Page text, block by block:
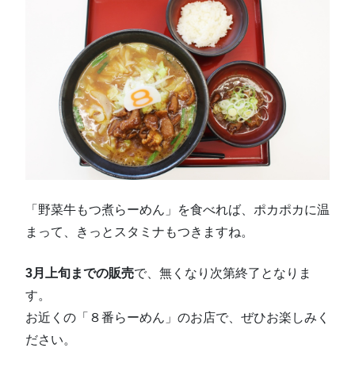
「野菜牛もつ煮らーめん」を食べれば、ポカポカに温
まって、きっとスタミナもつきますね。
3月上旬までの販売で、無くなり次第終了となりま
す。
お近くの「８番らーめん」のお店で、ぜひお楽しみく
ださい。